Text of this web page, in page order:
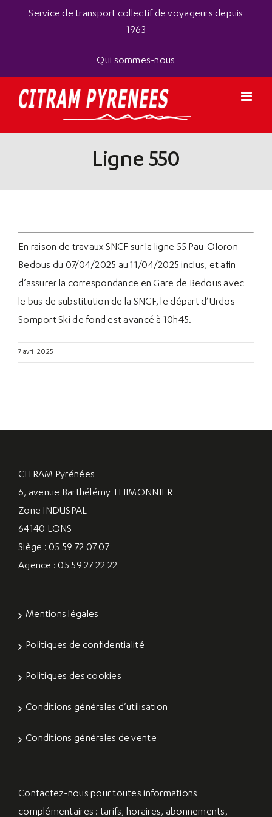
Service de transport collectif de voyageurs depuis
1963
Qui sommes-nous
Ligne 550
En raison de travaux SNCF sur la ligne 55 Pau-Oloron-
Bedous du 07/04/2025 au 11/04/2025 inclus, et afin
d’assurer la correspondance en Gare de Bedous avec
le bus de substitution de la SNCF, le départ d’Urdos-
Somport Ski de fond est avancé à 10h45.
7 avril 2025
CITRAM Pyrénées
6, avenue Barthélémy THIMONNIER
Zone INDUSPAL
64140 LONS
Siège : 05 59 72 07 07
Agence : 05 59 27 22 22
Mentions légales
Politiques de confidentialité
Politiques des cookies
Conditions générales d’utilisation
Conditions générales de vente
Contactez-nous pour toutes informations
complémentaires : tarifs, horaires, abonnements,
Panneau de gestion des cookies